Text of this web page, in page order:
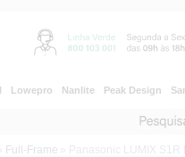
Lowepro Nanlite Peak Design
» Full-Frame » Panasonic LUMIX S1R